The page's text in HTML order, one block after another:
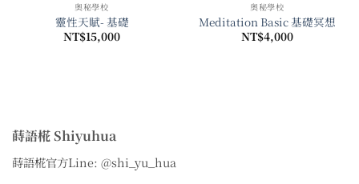
奧秘學校
靈性天賦- 基礎
NT$15,000
奧秘學校
Meditation Basic 基礎冥想
NT$4,000
蒔語椛 Shiyuhua
蒔語椛官方Line: @shi_yu_hua